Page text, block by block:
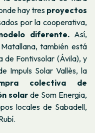
hay tres proyectos
por la cooperativa,
diferente.Así,
también está
de Fontivsolar (Ávila), y
Impuls Solar Vallès, la
colectiva de
solar de Som Energia,
locales de Sabadell,